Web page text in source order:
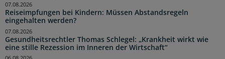
Reiseimpfungen bei Kindern: Müssen Abstandsregeln
eingehalten werden?
07.08.2026
Gesundheitsrechtler Thomas Schlegel: „Krankheit wirkt wie
eine stille Rezession im Inneren der Wirtschaft“
07.08.2026